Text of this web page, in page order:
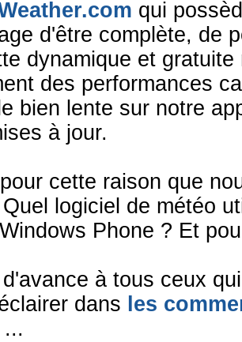
qui
d'être complète, de
dynamique et gratuite
des performances
bien lente sur notre
à jour.
cette raison que
logiciel de météo
Phone ? Et
à tous ceux
dans les
...